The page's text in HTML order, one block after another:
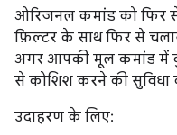
ओरिजनल कमांड को फिर
फ़िल्टर के साथ फिर से
अगर आपकी मूल कमांड में
से कोशिश करने की सुविधा
उदाहरण के लिए: